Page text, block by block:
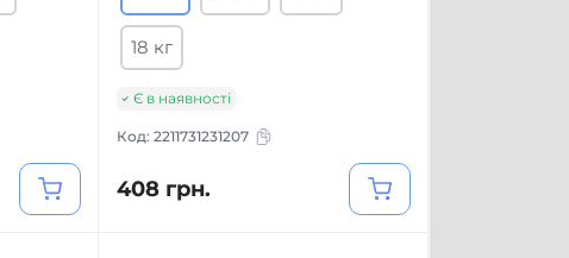
18 кг
Є в наявності
Код:2211731231207
408 грн.